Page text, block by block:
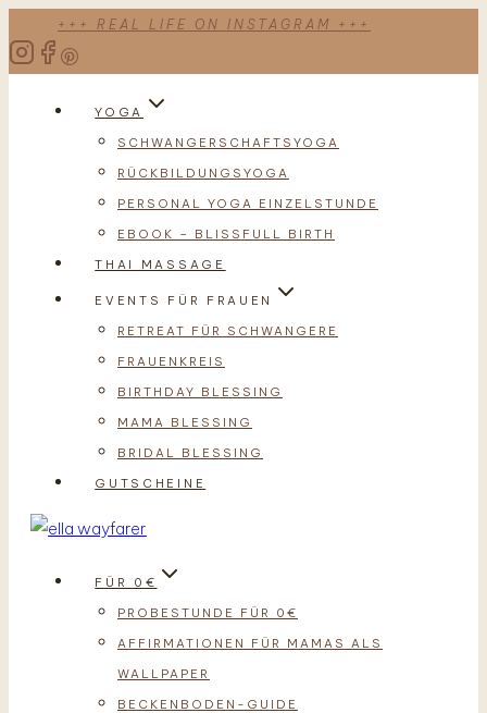
Inhalt
+++ REAL LIFE ON INSTAGRAM +++
YOGA
SCHWANGERSCHAFTSYOGA
RÜCKBILDUNGSYOGA
PERSONAL YOGA EINZELSTUNDE
EBOOK – BLISSFULL BIRTH
THAI MASSAGE
EVENTS FÜR FRAUEN
RETREAT FÜR SCHWANGERE
FRAUENKREIS
BIRTHDAY BLESSING
MAMA BLESSING
BRIDAL BLESSING
GUTSCHEINE
FÜR 0€
PROBESTUNDE FÜR 0€
AFFIRMATIONEN FÜR MAMAS ALS
WALLPAPER
BECKENBODEN-GUIDE